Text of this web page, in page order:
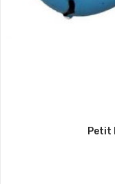
Petit